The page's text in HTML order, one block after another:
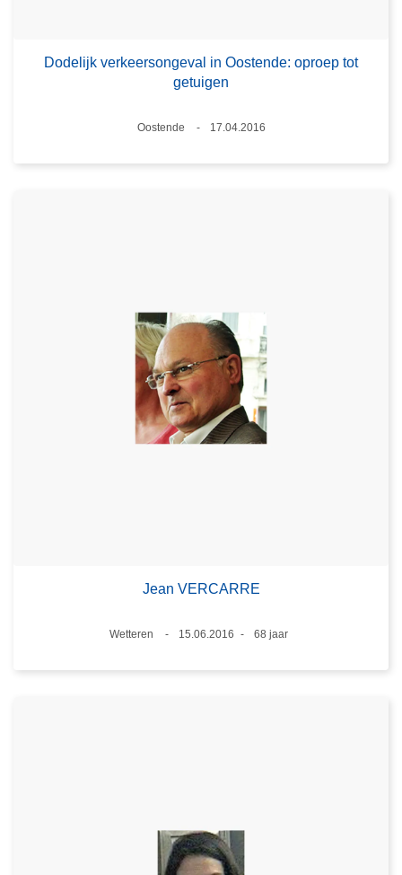
Dodelijk verkeersongeval in Oostende: oproep tot
getuigen
Plaats
Oostende
17.04.2016
Jean VERCARRE
Plaats
Wetteren
15.06.2016
68 jaar